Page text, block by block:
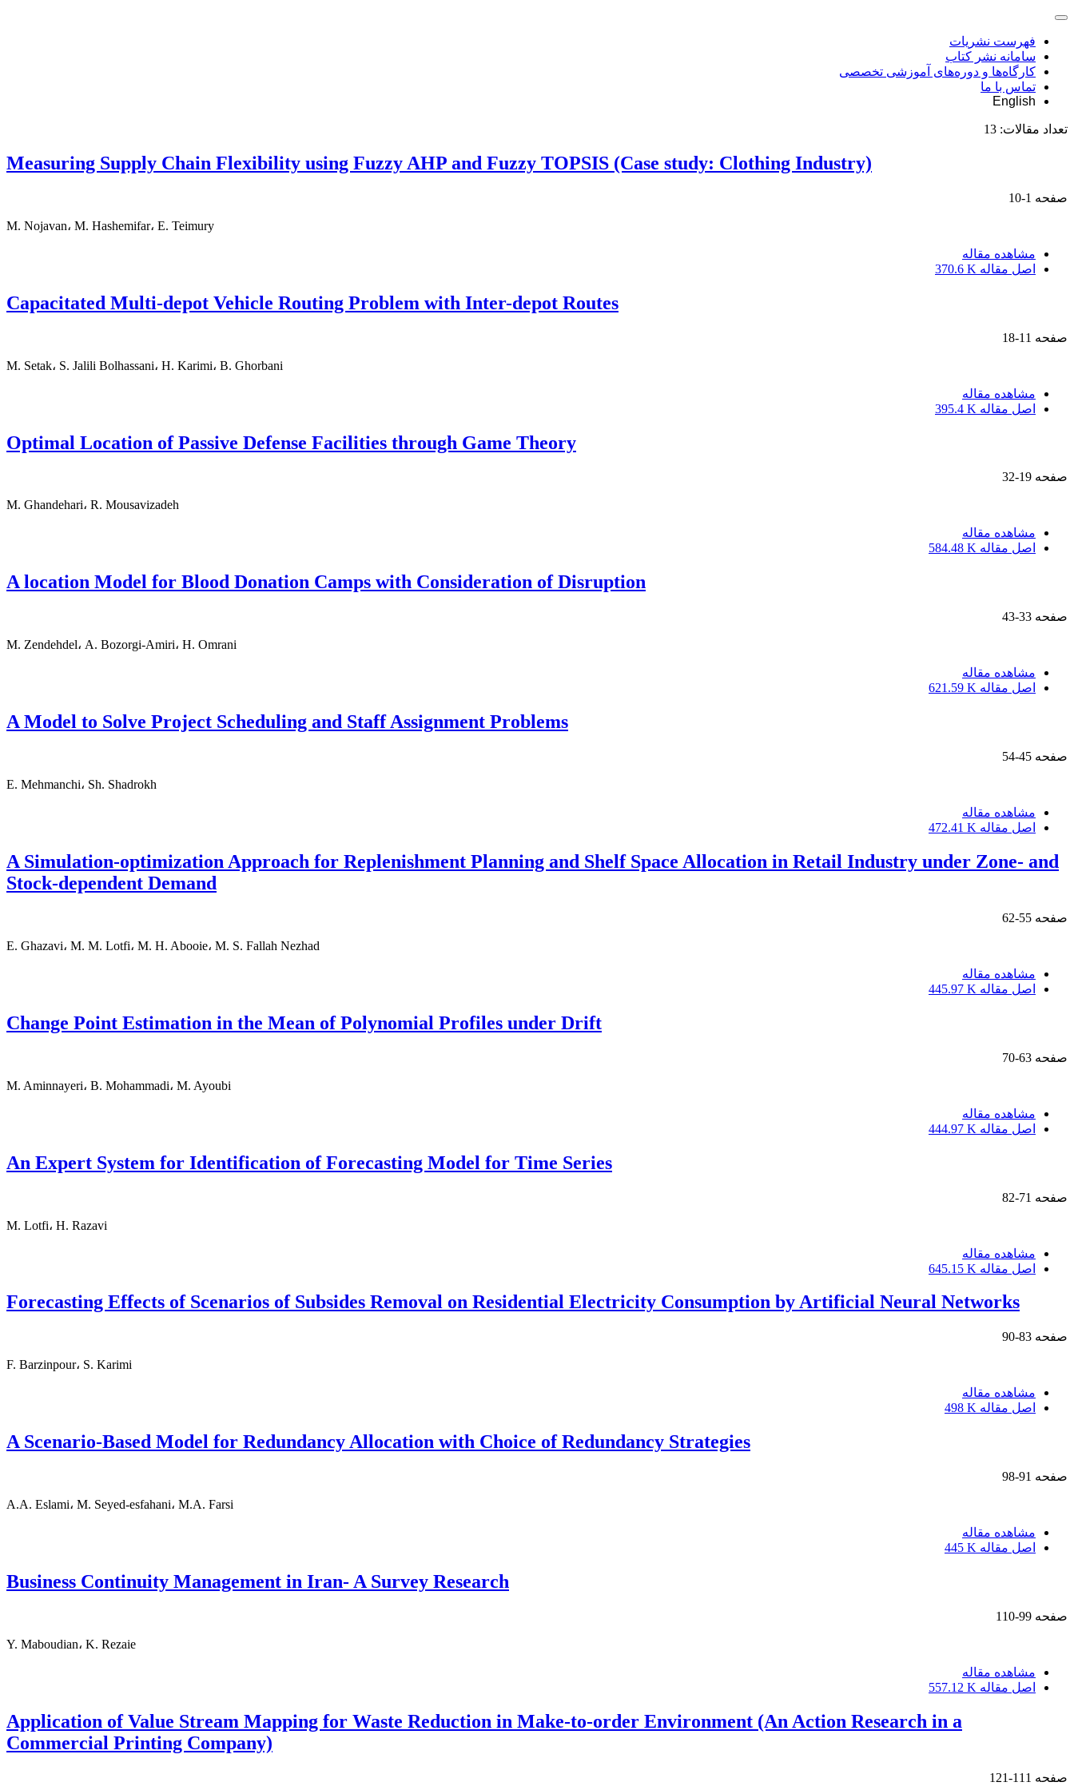
فهرست نشریات
سامانه نشر کتاب
کارگاه‌ها و دوره‌های آموزشی تخصصی
تماس با ما
English
تعداد مقالات: 13
Measuring Supply Chain Flexibility using Fuzzy AHP and Fuzzy TOPSIS (Case study: Clothing Industry)
صفحه 1-10
M. Nojavan، M. Hashemifar، E. Teimury
مشاهده مقاله
اصل مقاله 370.6 K
Capacitated Multi-depot Vehicle Routing Problem with Inter-depot Routes
صفحه 11-18
M. Setak، S. Jalili Bolhassani، H. Karimi، B. Ghorbani
مشاهده مقاله
اصل مقاله 395.4 K
Optimal Location of Passive Defense Facilities through Game Theory
صفحه 19-32
M. Ghandehari، R. Mousavizadeh
مشاهده مقاله
اصل مقاله 584.48 K
A location Model for Blood Donation Camps with Consideration of Disruption
صفحه 33-43
M. Zendehdel، A. Bozorgi-Amiri، H. Omrani
مشاهده مقاله
اصل مقاله 621.59 K
A Model to Solve Project Scheduling and Staff Assignment Problems
صفحه 45-54
E. Mehmanchi، Sh. Shadrokh
مشاهده مقاله
اصل مقاله 472.41 K
A Simulation-optimization Approach for Replenishment Planning and Shelf Space Allocation in Retail Industry under Zone- and
Stock-dependent Demand
صفحه 55-62
E. Ghazavi، M. M. Lotfi، M. H. Abooie، M. S. Fallah Nezhad
مشاهده مقاله
اصل مقاله 445.97 K
Change Point Estimation in the Mean of Polynomial Profiles under Drift
صفحه 63-70
M. Aminnayeri، B. Mohammadi، M. Ayoubi
مشاهده مقاله
اصل مقاله 444.97 K
An Expert System for Identification of Forecasting Model for Time Series
صفحه 71-82
M. Lotfi، H. Razavi
مشاهده مقاله
اصل مقاله 645.15 K
Forecasting Effects of Scenarios of Subsides Removal on Residential Electricity Consumption by Artificial Neural Networks
صفحه 83-90
F. Barzinpour، S. Karimi
مشاهده مقاله
اصل مقاله 498 K
A Scenario-Based Model for Redundancy Allocation with Choice of Redundancy Strategies
صفحه 91-98
A.A. Eslami، M. Seyed-esfahani، M.A. Farsi
مشاهده مقاله
اصل مقاله 445 K
Business Continuity Management in Iran- A Survey Research
صفحه 99-110
Y. Maboudian، K. Rezaie
مشاهده مقاله
اصل مقاله 557.12 K
Application of Value Stream Mapping for Waste Reduction in Make-to-order Environment (An Action Research in a
Commercial Printing Company)
صفحه 111-121